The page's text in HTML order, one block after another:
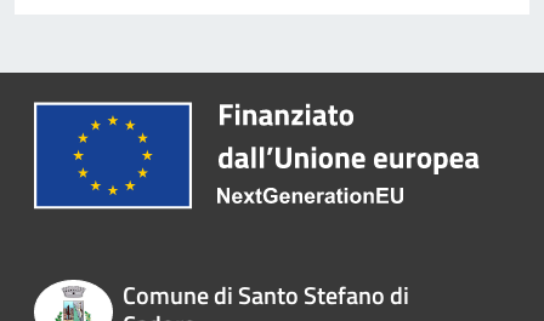
Comune di Santo Stefano di